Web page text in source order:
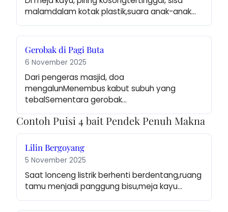
malamdalam kotak plastik,suara anak-anak…
Gerobak di Pagi Buta
6 November 2025
Dari pengeras masjid, doa
mengalunMenembus kabut subuh yang
tebalSementara gerobak…
Contoh Puisi 4 bait Pendek Penuh Makna
Lilin Bergoyang
5 November 2025
Saat lonceng listrik berhenti berdentang,ruang
tamu menjadi panggung bisu,meja kayu…